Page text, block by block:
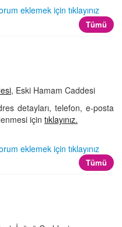
eklemek için tıklayınız
Tümü
, Eski Hamam Caddesi
detayları, telefon, e-posta
için tıklayınız.
eklemek için tıklayınız
Tümü